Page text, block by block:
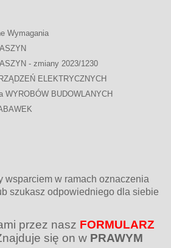
Wymagania
- zmiany 2023/1230
ELEKTRYCZNYCH
WYROBÓW BUDOWLANYCH
wsparciem w ramach oznaczenia
szukasz odpowiedniego dla siebie
przez nasz FORMULARZ
się on w PRAWYM